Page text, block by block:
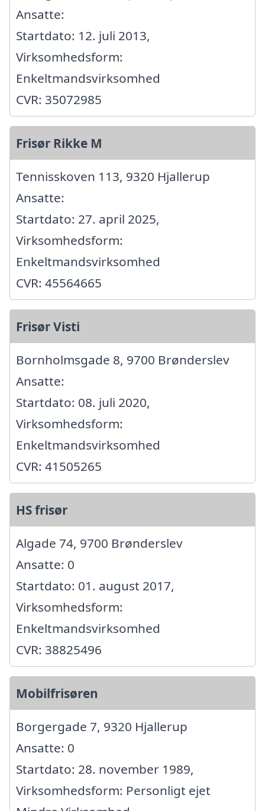
Ansatte:
Startdato: 12. juli 2013,
Virksomhedsform:
Enkeltmandsvirksomhed
CVR: 35072985
Frisør Rikke M
Tennisskoven 113, 9320 Hjallerup
Ansatte:
Startdato: 27. april 2025,
Virksomhedsform:
Enkeltmandsvirksomhed
CVR: 45564665
Frisør Visti
Bornholmsgade 8, 9700 Brønderslev
Ansatte:
Startdato: 08. juli 2020,
Virksomhedsform:
Enkeltmandsvirksomhed
CVR: 41505265
HS frisør
Algade 74, 9700 Brønderslev
Ansatte: 0
Startdato: 01. august 2017,
Virksomhedsform:
Enkeltmandsvirksomhed
CVR: 38825496
Mobilfrisøren
Borgergade 7, 9320 Hjallerup
Ansatte: 0
Startdato: 28. november 1989,
Virksomhedsform: Personligt ejet